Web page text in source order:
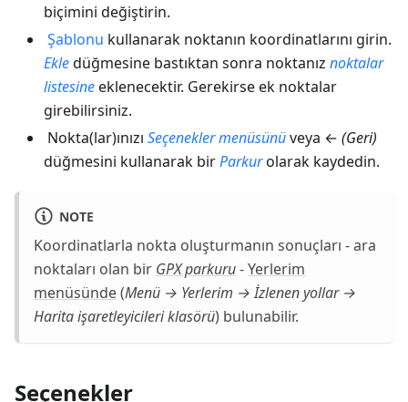
biçimini değiştirin.
Şablonu kullanarak noktanın koordinatlarını girin.
Ekledüğmesine bastıktan sonra noktanız noktalar
listesineeklenecektir. Gerekirse ek noktalar
girebilirsiniz.
Nokta(lar)ınızı Seçenekler menüsünüveya ← (Geri)
düğmesini kullanarak birParkurolarak kaydedin.
NOTE
Koordinatlarla nokta oluşturmanın sonuçları - ara
noktaları olan bir GPX parkuru-Yerlerim
menüsünde(Menü → Yerlerim → İzlenen yollar →
Harita işaretleyicileriklasörü) bulunabilir.
Seçenekler